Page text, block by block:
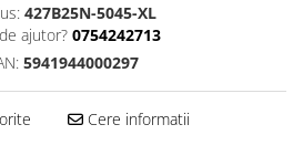
427B25N-5045-XL
ajutor? 0754242713
5941944000297
Cere informatii